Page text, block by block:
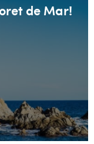
de Mar!